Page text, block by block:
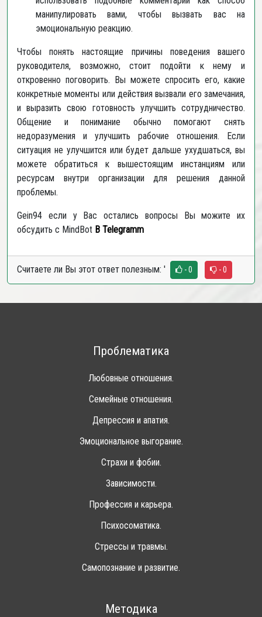
манипулировать вами, чтобы вызвать вас на
эмоциональную реакцию.
Чтобы понять настоящие причины поведения вашего
руководителя, возможно, стоит подойти к нему и
откровенно поговорить. Вы можете спросить его, какие
конкретные моменты или действия вызвали его замечания,
и выразить свою готовность улучшить сотрудничество.
Общение и понимание обычно помогают снять
недоразумения и улучшить рабочие отношения. Если
ситуация не улучшится или будет дальше ухудшаться, вы
можете обратиться к вышестоящим инстанциям или
ресурсам внутри организации для решения данной
проблемы.
Gein94 если у Вас остались вопросы Вы можите их
обсудить с MindBot В Telegramm
Считаете ли Вы этот ответ полезным: ' - 0 - 0
Проблематика
Любовные отношения.
Семейные отношения.
Депрессия и апатия.
Эмоциональное выгорание.
Страхи и фобии.
Зависимости.
Профессия и карьера.
Психосоматика.
Стрессы и травмы.
Самопознание и развитие.
Методика